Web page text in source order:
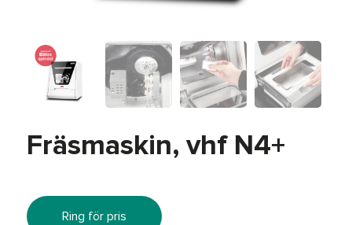
Fräsmaskin, vhf N4+
Ring för pris